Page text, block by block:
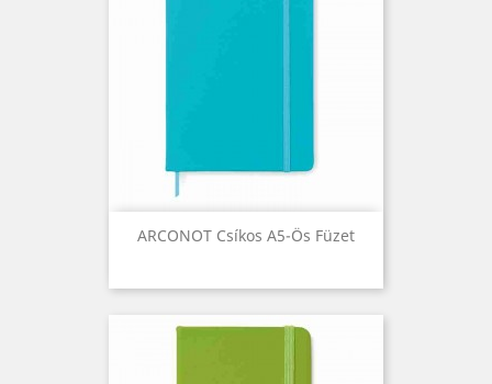
ARCONOT Csíkos A5-Ös Füzet